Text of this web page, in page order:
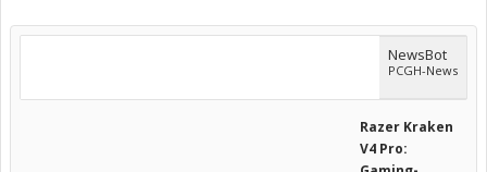
NewsBot
PCGH-News
Razer Kraken
V4 Pro: